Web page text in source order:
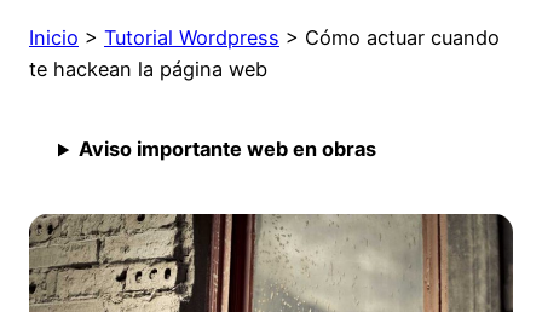
Inicio > Tutorial Wordpress > Cómo actuar cuando
te hackean la página web
Aviso importante web en obras